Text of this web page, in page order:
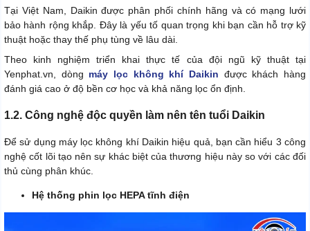
Tại Việt Nam, Daikin được phân phối chính hãng và có mạng lưới
bảo hành rộng khắp. Đây là yếu tố quan trọng khi bạn cần hỗ trợ kỹ
thuật hoặc thay thế phụ tùng về lâu dài.
Theo kinh nghiệm triển khai thực tế của đội ngũ kỹ thuật tại
Yenphat.vn, dòng máy lọc không khí Daikin được khách hàng
đánh giá cao ở độ bền cơ học và khả năng lọc ổn định.
1.2. Công nghệ độc quyền làm nên tên tuổi Daikin
Để sử dụng máy lọc không khí Daikin hiệu quả, bạn cần hiểu 3 công
nghệ cốt lõi tạo nên sự khác biệt của thương hiệu này so với các đối
thủ cùng phân khúc.
Hệ thống phin lọc HEPA tĩnh điện